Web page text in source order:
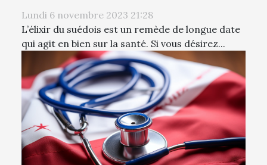
Lundi 6 novembre 2023 21:28
L’élixir du suédois est un remède de longue date
qui agit en bien sur la santé. Si vous désirez...